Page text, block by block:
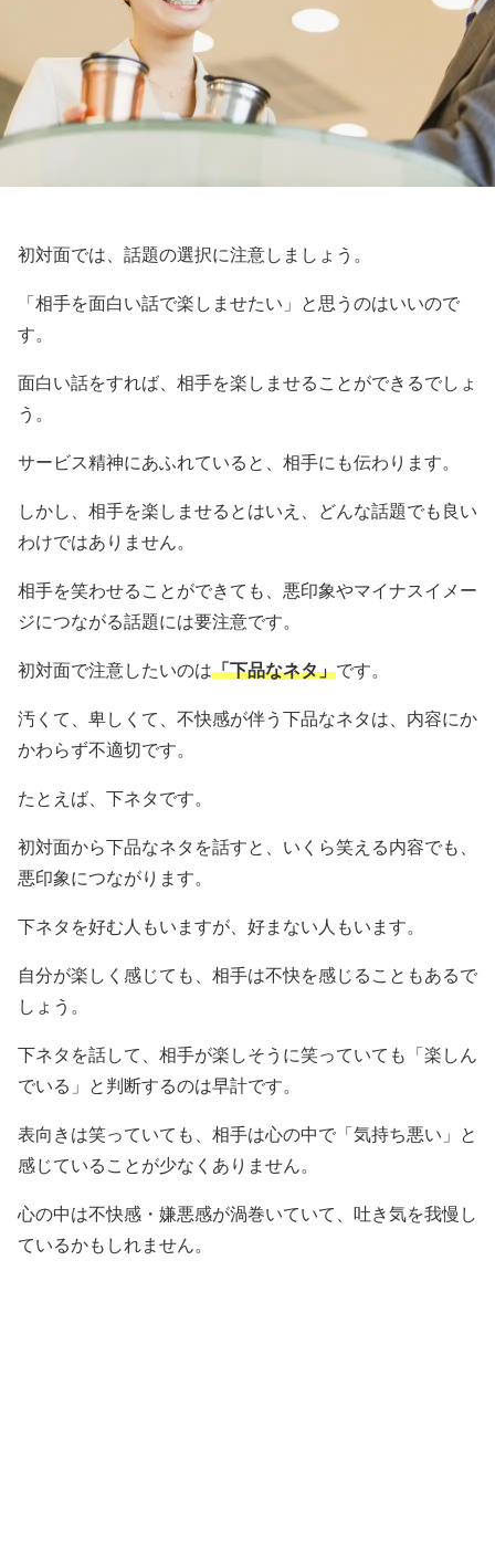
初対面では、話題の選択に注意しましょう。
「相手を面白い話で楽しませたい」と思うのはいいので
す。
面白い話をすれば、相手を楽しませることができるでしょ
う。
サービス精神にあふれていると、相手にも伝わります。
しかし、相手を楽しませるとはいえ、どんな話題でも良い
わけではありません。
相手を笑わせることができても、悪印象やマイナスイメー
ジにつながる話題には要注意です。
初対面で注意したいのは「下品なネタ」です。
汚くて、卑しくて、不快感が伴う下品なネタは、内容にか
かわらず不適切です。
たとえば、下ネタです。
初対面から下品なネタを話すと、いくら笑える内容でも、
悪印象につながります。
下ネタを好む人もいますが、好まない人もいます。
自分が楽しく感じても、相手は不快を感じることもあるで
しょう。
下ネタを話して、相手が楽しそうに笑っていても「楽しん
でいる」と判断するのは早計です。
表向きは笑っていても、相手は心の中で「気持ち悪い」と
感じていることが少なくありません。
心の中は不快感・嫌悪感が渦巻いていて、吐き気を我慢し
ているかもしれません。